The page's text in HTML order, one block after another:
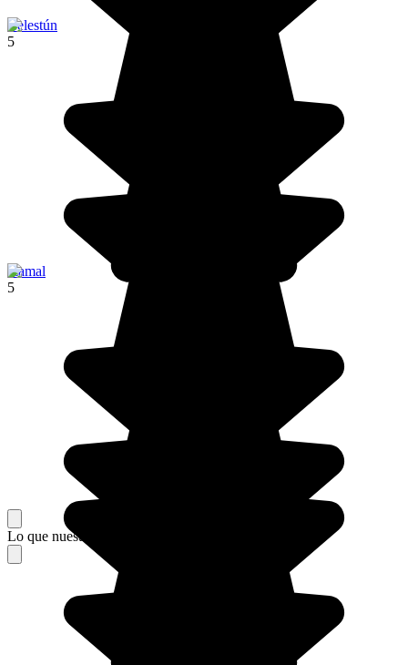
Celestún
5
Izamal
5
Lo que nuestros viajeros piensan de su estancia